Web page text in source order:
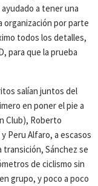
a tener una
organización por parte
todos los detalles,
para que la prueba
salían juntos del
en poner el pie a
Club), Roberto
Peru Alfaro, a escasos
transición, Sánchez se
de ciclismo sin
grupo, y poco a poco